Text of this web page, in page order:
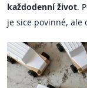
každodenní život.
je sice povinné, ale